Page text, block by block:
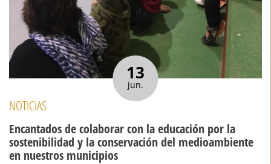
13
jun.
NOTICIAS
Encantados de colaborar con la educación por la
sostenibilidad y la conservación del medioambiente
en nuestros municipios